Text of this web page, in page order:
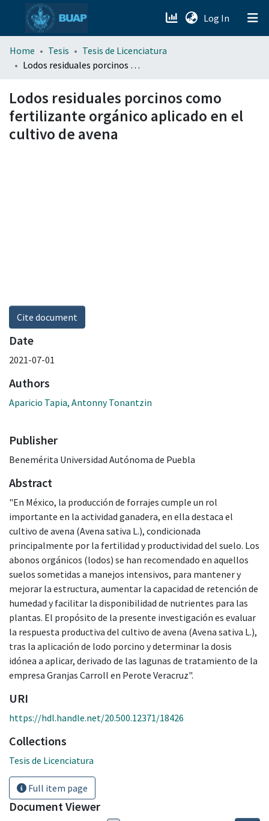
Log In (current)
menu.section.about_menu
Home Tesis
Tesis de Licenciatura
Lodos residuales porcinos como fertilizante orgánico aplicado en el cultivo de avena
Lodos residuales porcinos como
fertilizante orgánico aplicado en el
cultivo de avena
Cite document
Date
2021-07-01
Authors
Aparicio Tapia, Antonny Tonantzin
Publisher
Benemérita Universidad Autónoma de Puebla
Abstract
"En México, la producción de forrajes cumple un rol
importante en la actividad ganadera, en ella destaca el
cultivo de avena (Avena sativa L.), condicionada
principalmente por la fertilidad y productividad del suelo. Los
abonos orgánicos (lodos) se han recomendado en aquellos
suelos sometidas a manejos intensivos, para mantener y
mejorar la estructura, aumentar la capacidad de retención de
humedad y facilitar la disponibilidad de nutrientes para las
plantas. El propósito de la presente investigación es evaluar
la respuesta productiva del cultivo de avena (Avena sativa L.),
tras la aplicación de lodo porcino y determinar la dosis
idónea a aplicar, derivado de las lagunas de tratamiento de la
empresa Granjas Carroll en Perote Veracruz".
URI
https://hdl.handle.net/20.500.12371/18426
Collections
Tesis de Licenciatura
Full item page
Document Viewer